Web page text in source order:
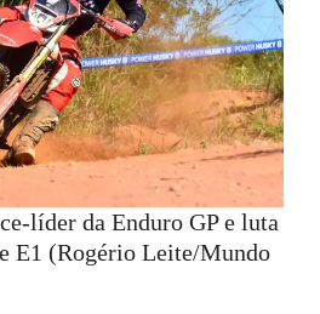
líder da Enduro GP e luta
E1 (Rogério Leite/Mundo